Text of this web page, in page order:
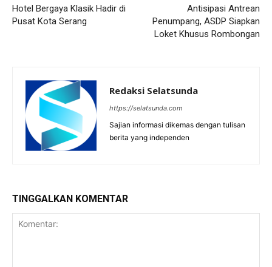
Hotel Bergaya Klasik Hadir di
Pusat Kota Serang
Antisipasi Antrean
Penumpang, ASDP Siapkan
Loket Khusus Rombongan
Redaksi Selatsunda
https://selatsunda.com
Sajian informasi dikemas dengan tulisan
berita yang independen
TINGGALKAN KOMENTAR